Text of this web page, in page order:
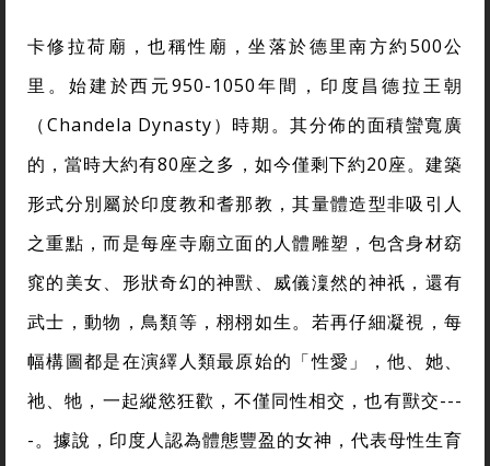
卡修拉荷廟，也稱性廟，坐落於德里南方約500公
里。始建於西元950-1050年間，印度昌德拉王朝
（Chandela Dynasty）時期。其分佈的面積蠻寬廣
的，當時大約有80座之多，如今僅剩下約20座。建築
形式分別屬於印度教和耆那教，其量體造型非吸引人
之重點，而是每座寺廟立面的人體雕塑，包含身材窈
窕的美女、形狀奇幻的神獸、威儀澟然的神祇，還有
武士，動物，鳥類等，栩栩如生。若再仔細凝視，每
幅構圖都是在演繹人類最原始的「性愛」，他、她、
祂、牠，一起縱慾狂歡，不僅同性相交，也有獸交---
-。據說，印度人認為體態豐盈的女神，代表母性生育